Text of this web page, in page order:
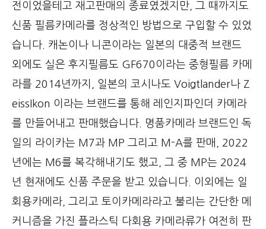
전이었을테고 재고판매의 종료였겠지만, 그 때까지도
신품 필름카메라를 정상적인 방법으로 구입할 수 있었
습니다. 캐논이나 니콘이라는 일본의 대중적 브랜드
외에도 실은 후지필름도 GF670이라는 중형필름 카메
라를 2014년까지, 일본의 코시나도 Voigtlander나 Z
eissIkon 이라는 브랜드를 통해 레인지파인더 카메라
를 만들어내고 판매했습니다. 명품카메라 브랜드인 독
일의 라이카는 M7과 MP 그리고 M-A를 판매, 2022
년에는 M6를 복각해내기도 했고, 그 중 MP는 2024
년 현재에도 신품 주문을 받고 있습니다. 이외에는 일
회용카메라, 그리고 토이카메라라고 불리는 간단한 메
커니즘을 가진 플라스틱 다회용 카메라류가 여전히 판